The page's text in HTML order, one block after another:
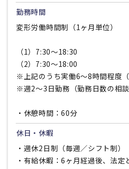
勤務時間
変形労働時間制（1ヶ月単位）
（1）7:30〜18:30
（2）7:30〜18:00
※上記のうち実働6〜8時間程度（
※週2〜3日勤務（勤務日数の相談
・休憩時間：60分
休日・休暇
・週休2日制（毎週／シフト制）
・有給休暇：6ヶ月経過後、法定